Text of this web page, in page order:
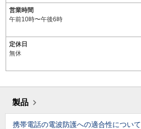
営業時間
午前10時〜午後6時
定休日
無休
製品
携帯電話の電波防護への適合性について